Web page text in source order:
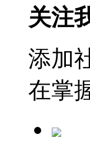
关注
添加
在掌